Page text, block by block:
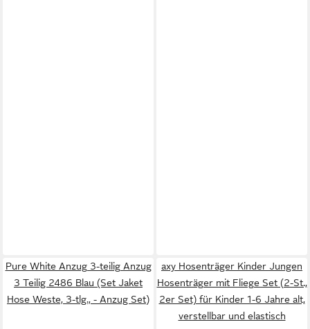
Pure White Anzug 3-teilig Anzug
3 Teilig 2486 Blau (Set Jaket
Hose Weste, 3-tlg., - Anzug Set)
axy Hosenträger Kinder Jungen
Hosenträger mit Fliege Set (2-St.,
2er Set) für Kinder 1-6 Jahre alt,
verstellbar und elastisch